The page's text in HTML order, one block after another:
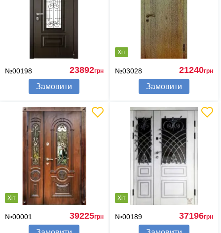
№00198 23892грн
Замовити
Хіт
№03028 21240грн
Замовити
Хіт
№00001 39225грн
Хіт
№00189 37196грн